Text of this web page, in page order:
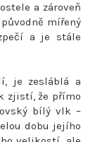
a zároveň
mířený
a je stále
je zesláblá a
zjistí, že přímo
bílý vlk –
dobu jejího